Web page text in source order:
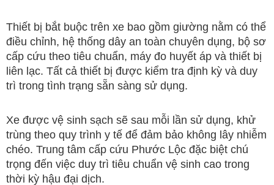
Thiết bị bắt buộc trên xe bao gồm giường nằm có thể
điều chỉnh, hệ thống dây an toàn chuyên dụng, bộ sơ
cấp cứu theo tiêu chuẩn, máy đo huyết áp và thiết bị
liên lạc. Tất cả thiết bị được kiểm tra định kỳ và duy
trì trong tình trạng sẵn sàng sử dụng.
Xe được vệ sinh sạch sẽ sau mỗi lần sử dụng, khử
trùng theo quy trình y tế để đảm bảo không lây nhiễm
chéo. Trung tâm cấp cứu Phước Lộc đặc biệt chú
trọng đến việc duy trì tiêu chuẩn vệ sinh cao trong
thời kỳ hậu đại dịch.